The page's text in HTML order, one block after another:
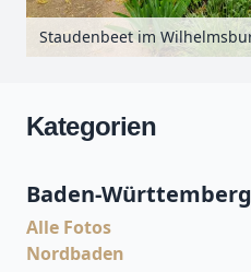
Kategorien
Baden-Württemberg
Alle Fotos
Nordbaden